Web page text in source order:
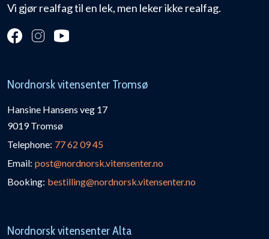
Vi gjør realfag til en lek, men leker ikke realfag.
Nordnorsk vitensenter Tromsø
Hansine Hansens veg 17
9019 Tromsø
Telephone: 77 62 09 45
Email: post@nordnorsk.vitensenter.no
Booking: bestilling@nordnorsk.vitensenter.no
Nordnorsk vitensenter Alta